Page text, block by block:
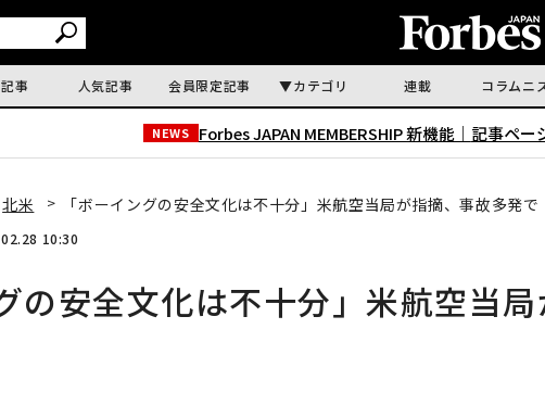
事 人気記事 会員限定記事 カテゴリ 連載 コラムニ
NEWS Forbes JAPAN MEMBERSHIP 新機能｜ 記事ペー
北米 「ボーイングの安全文化は不十分」米航空当局が指摘、事故多発で
10:30
の安全文化は不十分」米航空当局